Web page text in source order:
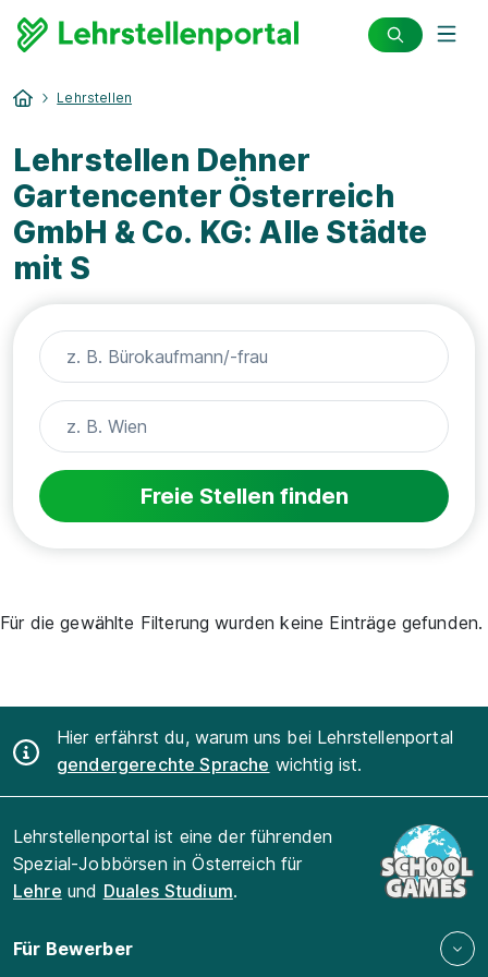
Lehrstellen
Lehrstellen Dehner
Gartencenter Österreich
GmbH & Co. KG: Alle Städte
mit S
Freie Stellen finden
Für die gewählte Filterung wurden keine Einträge gefunden.
Hier erfährst du, warum uns bei Lehrstellenportal
gendergerechte Sprache wichtig ist.
Lehrstellenportal ist eine der führenden
Spezial-Jobbörsen in Österreich für
Lehre und Duales Studium.
Für Bewerber